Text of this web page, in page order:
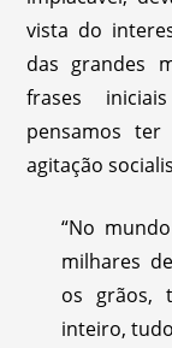
vista do
das grandes
frases
pensamos
agitação
“No
milhares
os grãos,
inteiro,